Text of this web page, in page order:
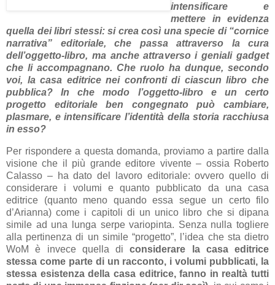
intensificare e
mettere in evidenza
quella dei libri stessi: si crea così una specie di “cornice
narrativa” editoriale, che passa attraverso la cura
dell’oggetto-libro, ma anche attraverso i geniali gadget
che li accompagnano. Che ruolo ha dunque, secondo
voi, la casa editrice nei confronti di ciascun libro che
pubblica? In che modo l’oggetto-libro e un certo
progetto editoriale ben congegnato può cambiare,
plasmare, e intensificare l’identità della storia racchiusa
in esso?
Per rispondere a questa domanda, proviamo a partire dalla
visione che il più grande editore vivente – ossia Roberto
Calasso – ha dato del lavoro editoriale: ovvero quello di
considerare i volumi e quanto pubblicato da una casa
editrice (quanto meno quando essa segue un certo filo
d’Arianna) come i capitoli di un unico libro che si dipana
simile ad una lunga serpe variopinta. Senza nulla togliere
alla pertinenza di un simile “progetto”, l’idea che sta dietro
WoM è invece quella diconsiderare la casa editrice
stessa come parte di un racconto, i volumi pubblicati, la
stessa esistenza della casa editrice, fanno in realtà tutti